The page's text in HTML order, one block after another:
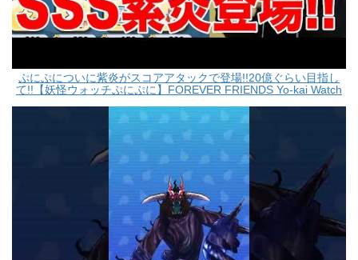
ぷにぷについに紫炎がスコアアタックで登場!!20億ぐらい目指し
て!!【妖怪ウォッチぷにぷに】FOREVER FRIENDS Yo-kai Watch